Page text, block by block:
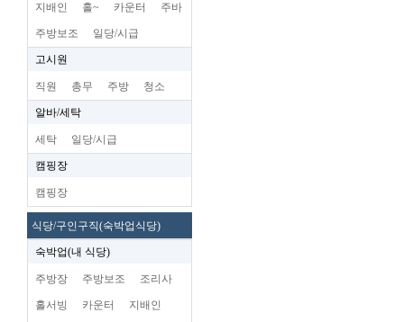
지배인 홀~ 카운터 주바
주방보조 일당/시급
고시원
직원 총무 주방 청소
알바/세탁
세탁 일당/시급
캠핑장
캠핑장
식당/구인구직(숙박업식당)
숙박업(내 식당)
주방장 주방보조 조리사
홀서빙 카운터 지배인